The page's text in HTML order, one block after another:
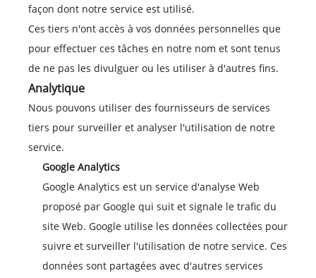
façon dont notre service est utilisé.
Ces tiers n'ont accès à vos données personnelles que
pour effectuer ces tâches en notre nom et sont tenus
de ne pas les divulguer ou les utiliser à d'autres fins.
Analytique
Nous pouvons utiliser des fournisseurs de services
tiers pour surveiller et analyser l'utilisation de notre
service.
Google Analytics
Google Analytics est un service d'analyse Web
proposé par Google qui suit et signale le trafic du
site Web. Google utilise les données collectées pour
suivre et surveiller l'utilisation de notre service. Ces
données sont partagées avec d'autres services